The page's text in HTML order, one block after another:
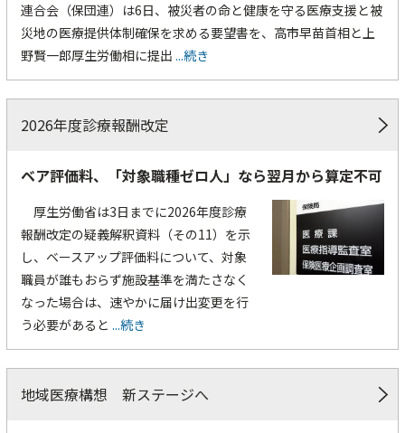
連合会（保団連）は6日、被災者の命と健康を守る医療支援と被
災地の医療提供体制確保を求める要望書を、高市早苗首相と上
野賢一郎厚生労働相に提出 ...続き
2026年度診療報酬改定
ベア評価料、「対象職種ゼロ人」なら翌月から算定不可
厚生労働省は3日までに2026年度診療
報酬改定の疑義解釈資料（その11）を示
し、ベースアップ評価料について、対象
職員が誰もおらず施設基準を満たさなく
なった場合は、速やかに届け出変更を行
う必要があると ...続き
地域医療構想 新ステージへ